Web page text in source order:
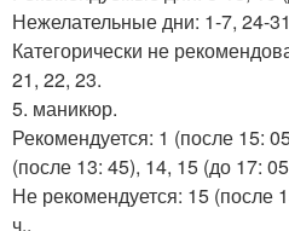
Нежелательные дни: 1-7, 24-
Категорически не
21, 22, 23.
5. маникюр.
Рекомендуется: 1 (после 15:
(после 13: 45), 14, 15 (до 17:
Не рекомендуется: 15 (после
ч..